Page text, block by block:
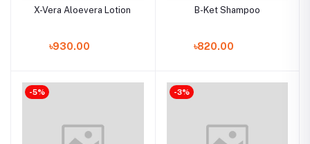
X-Vera Aloevera Lotion
৳930.00
B-Ket Shampoo
৳820.00
-5% -3%